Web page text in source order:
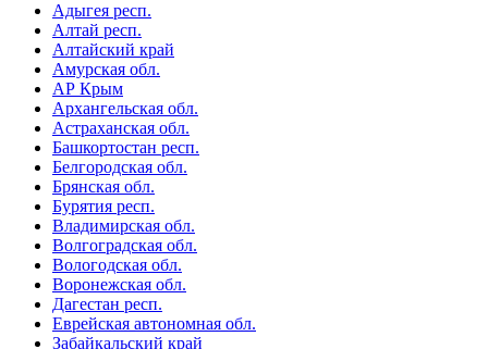
Адыгея респ.
Алтай респ.
Алтайский край
Амурская обл.
АР Крым
Архангельская обл.
Астраханская обл.
Башкортостан респ.
Белгородская обл.
Брянская обл.
Бурятия респ.
Владимирская обл.
Волгоградская обл.
Вологодская обл.
Воронежская обл.
Дагестан респ.
Еврейская автономная обл.
Забайкальский край